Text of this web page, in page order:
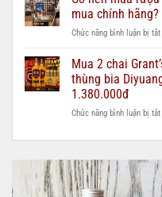
–
mua chính hãng?
Chức năng bình luận bị tắtở
25
Mua 2 chai
thùng bia
1.380.000đ
Chức năng bình luận bị tắtở